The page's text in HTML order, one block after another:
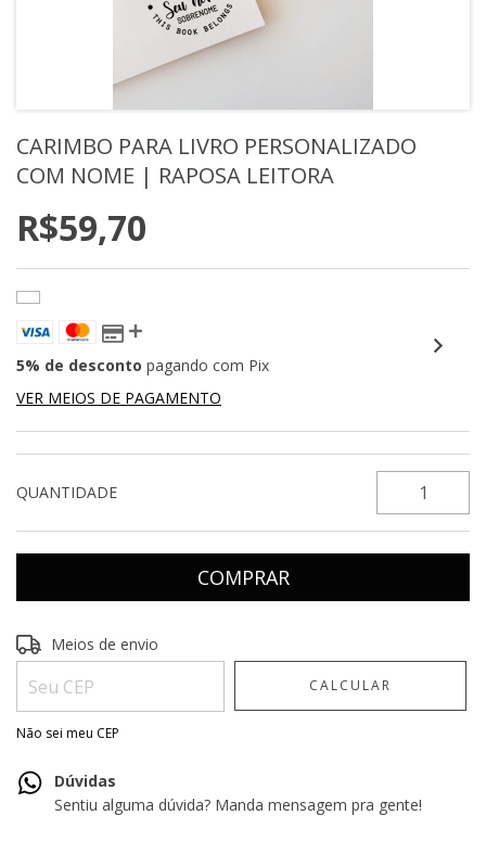
CARIMBO PARA LIVRO PERSONALIZADO
COM NOME | RAPOSA LEITORA
R$59,70
5% de desconto pagando com Pix
VER MEIOS DE PAGAMENTO
QUANTIDADE
Entregas para o CEP:
Meios de envio
CALCULAR
Não sei meu CEP
Dúvidas
Sentiu alguma dúvida? Manda mensagem pra gente!